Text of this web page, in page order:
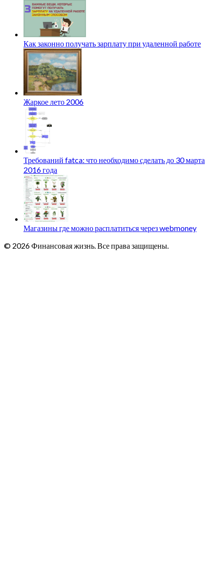
Как законно получать зарплату при удаленной работе
Жаркое лето 2006
Требований fatca: что необходимо сделать до 30 марта
2016 года
Магазины где можно расплатиться через webmoney
© 2026 Финансовая жизнь. Все права защищены.